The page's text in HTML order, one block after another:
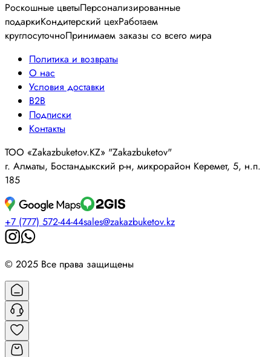
Роскошные цветыПерсонализированные
подаркиКондитерский цехРаботаем
круглосуточноПринимаем заказы со всего мира
Политика и возвраты
О нас
Условия доставки
B2B
Подписки
Контакты
ТОО «Zakazbuketov.KZ» "Zakazbuketov"
г. Алматы, Бостандыкский р-н, микрорайон Керемет, 5, н.п.
185
+7 (777) 572-44-44sales@zakazbuketov.kz
© 2025 Все права защищены